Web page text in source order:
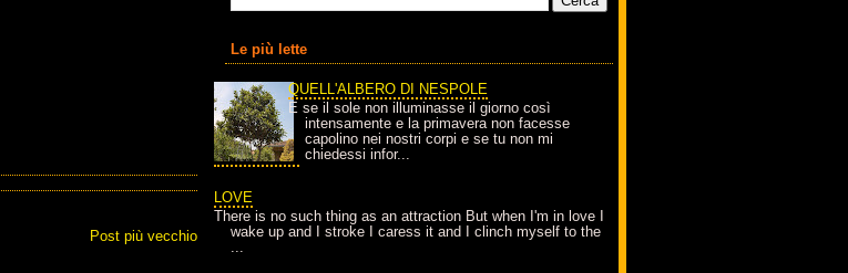
Post più vecchio
Le più lette
QUELL'ALBERO DI NESPOLE
E se il sole non illuminasse il giorno così
intensamente e la primavera non facesse
capolino nei nostri corpi e se tu non mi
chiedessi infor...
LOVE
There is no such thing as an attraction But when I'm in love I
wake up and I stroke I caress it and I clinch myself to the
...